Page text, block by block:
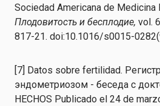
Sociedad Americana de Medicina
Плодовитость и бесплодие, vol.
817-21. doi:10.1016/s0015-
[7] Datos sobre fertilidad.
эндометриозом - беседа с
HECHOS Publicado el 24 de